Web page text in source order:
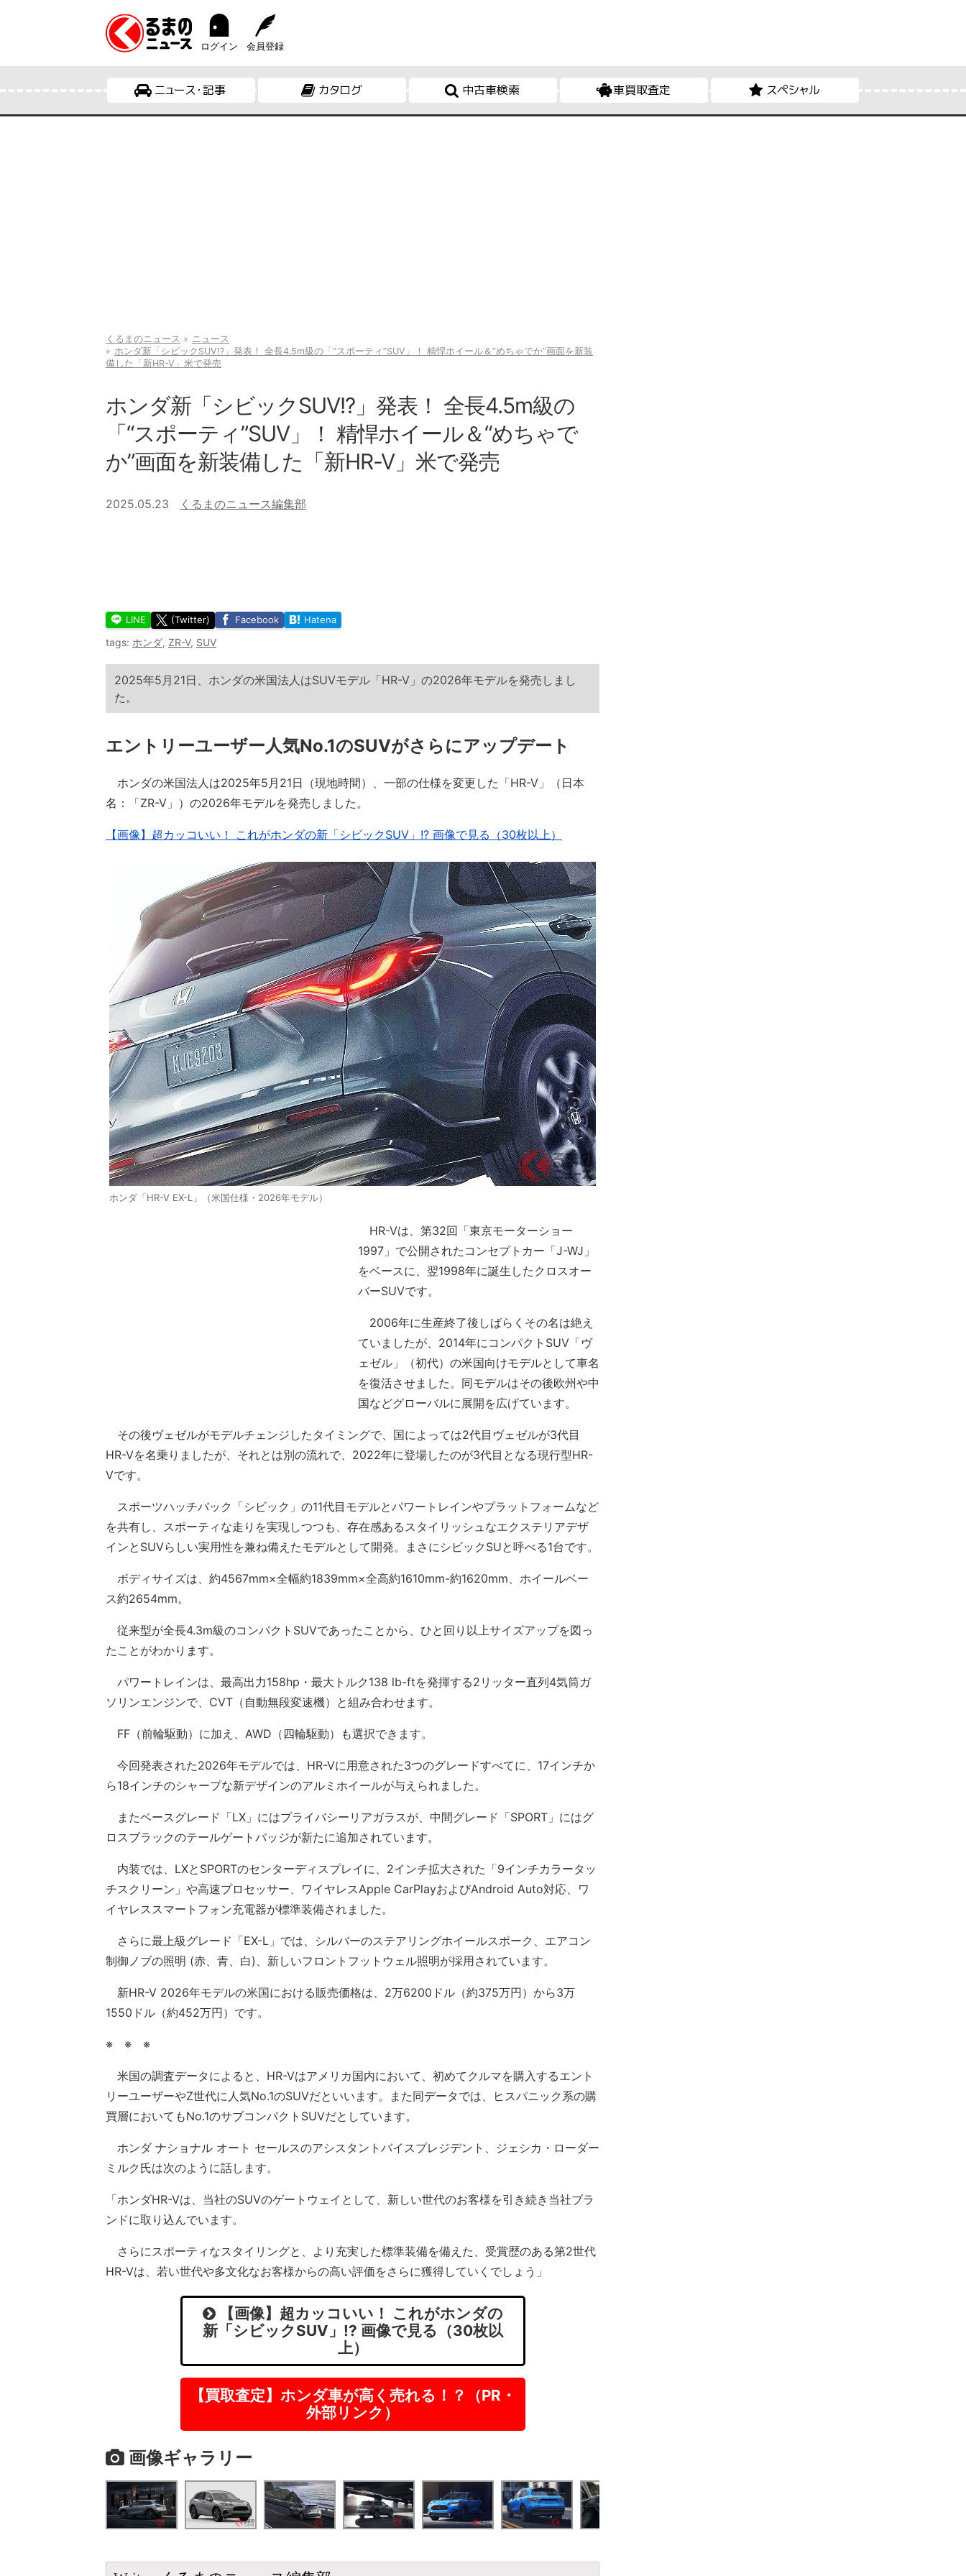
ログイン 会員登録
ニュース・記事 カタログ 中古車検索 車買取査定 スペシャル
くるまのニュース
ニュース
ホンダ新「シビックSUV!?」発表！ 全長4.5m級の「“スポーティ”SUV」！ 精悍ホイール＆“めちゃでか”画面を新装
備した「新HR-V」米で発売
ホンダ新「シビックSUV!?」発表！ 全長4.5m級の
「“スポーティ”SUV」！ 精悍ホイール＆“めちゃで
か”画面を新装備した「新HR-V」米で発売
2025.05.23 くるまのニュース編集部
LINE (Twitter) Facebook Hatena
tags: ホンダ, ZR-V, SUV
2025年5月21日、ホンダの米国法人はSUVモデル「HR-V」の2026年モデルを発売しまし
た。
エントリーユーザー人気No.1のSUVがさらにアップデート
ホンダの米国法人は2025年5月21日（現地時間）、一部の仕様を変更した「HR-V」（日本
名：「ZR-V」）の2026年モデルを発売しました。
【画像】超カッコいい！ これがホンダの新「シビックSUV」!? 画像で見る（30枚以上）
ホンダ「HR-V EX-L」（米国仕様・2026年モデル）
HR-Vは、第32回「東京モーターショー
1997」で公開されたコンセプトカー「J-WJ」
をベースに、翌1998年に誕生したクロスオー
バーSUVです。
2006年に生産終了後しばらくその名は絶え
ていましたが、2014年にコンパクトSUV「ヴ
ェゼル」（初代）の米国向けモデルとして車名
を復活させました。同モデルはその後欧州や中
国などグローバルに展開を広げています。
その後ヴェゼルがモデルチェンジしたタイミングで、国によっては2代目ヴェゼルが3代目
HR-Vを名乗りましたが、それとは別の流れで、2022年に登場したのが3代目となる現行型HR-
Vです。
スポーツハッチバック「シビック」の11代目モデルとパワートレインやプラットフォームなど
を共有し、スポーティな走りを実現しつつも、存在感あるスタイリッシュなエクステリアデザ
インとSUVらしい実用性を兼ね備えたモデルとして開発。まさにシビックSUと呼べる1台です。
ボディサイズは、約4567mm×全幅約1839mm×全高約1610mm-約1620mm、ホイールベー
ス約2654mm。
従来型が全長4.3m級のコンパクトSUVであったことから、ひと回り以上サイズアップを図っ
たことがわかります。
パワートレインは、最高出力158hp・最大トルク138 lb-ftを発揮する2リッター直列4気筒ガ
ソリンエンジンで、CVT（自動無段変速機）と組み合わせます。
FF（前輪駆動）に加え、AWD（四輪駆動）も選択できます。
今回発表された2026年モデルでは、HR-Vに用意された3つのグレードすべてに、17インチか
ら18インチのシャープな新デザインのアルミホイールが与えられました。
またベースグレード「LX」にはプライバシーリアガラスが、中間グレード「SPORT」にはグ
ロスブラックのテールゲートバッジが新たに追加されています。
内装では、LXとSPORTのセンターディスプレイに、2インチ拡大された「9インチカラータッ
チスクリーン」や高速プロセッサー、ワイヤレスApple CarPlayおよびAndroid Auto対応、ワ
イヤレススマートフォン充電器が標準装備されました。
さらに最上級グレード「EX-L」では、シルバーのステアリングホイールスポーク、エアコン
制御ノブの照明 (赤、青、白)、新しいフロントフットウェル照明が採用されています。
新HR-V 2026年モデルの米国における販売価格は、2万6200ドル（約375万円）から3万
1550ドル（約452万円）です。
※ ※ ※
米国の調査データによると、HR-Vはアメリカ国内において、初めてクルマを購入するエント
リーユーザーやZ世代に人気No.1のSUVだといいます。また同データでは、ヒスパニック系の購
買層においてもNo.1のサブコンパクトSUVだとしています。
ホンダ ナショナル オート セールスのアシスタントバイスプレジデント、ジェシカ・ローダー
ミルク氏は次のように話します。
「ホンダHR-Vは、当社のSUVのゲートウェイとして、新しい世代のお客様を引き続き当社ブラ
ンドに取り込んでいます。
さらにスポーティなスタイリングと、より充実した標準装備を備えた、受賞歴のある第2世代
HR-Vは、若い世代や多文化なお客様からの高い評価をさらに獲得していくでしょう」
【画像】超カッコいい！ これがホンダの
新「シビックSUV」!? 画像で見る（30枚以
上）
【買取査定】ホンダ車が高く売れる！？（PR・
外部リンク）
画像ギャラリー